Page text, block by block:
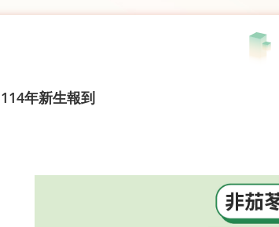
114年新生報到